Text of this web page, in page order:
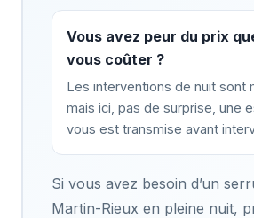
Vous avez peur du prix
vous coûter ?
Les interventions de nuit sont
mais ici, pas de surprise, une
vous est transmise avant
Si vous avez besoin d’un
Martin-Rieux en pleine nuit,